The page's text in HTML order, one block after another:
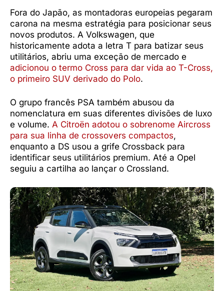
Fora do Japão, as montadoras europeias pegaram
carona na mesma estratégia para posicionar seus
novos produtos. A Volkswagen, que
historicamente adota a letra T para batizar seus
utilitários, abriu uma exceção de mercado e
adicionou o termo Cross para dar vida ao T-Cross,
o primeiro SUV derivado do Polo.
O grupo francês PSA também abusou da
nomenclatura em suas diferentes divisões de luxo
e volume. A Citroën adotou o sobrenome Aircross
para sua linha de crossovers compactos,
enquanto a DS usou a grife Crossback para
identificar seus utilitários premium. Até a Opel
seguiu a cartilha ao lançar o Crossland.